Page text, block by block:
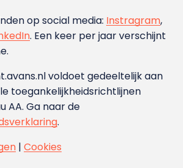
op social media: Instragram,
. Een keer per jaar verschijnt
voldoet gedeeltelijk aan
toegankelijkheidsrichtlijnen
AA. Ga naar de
.
| Cookies